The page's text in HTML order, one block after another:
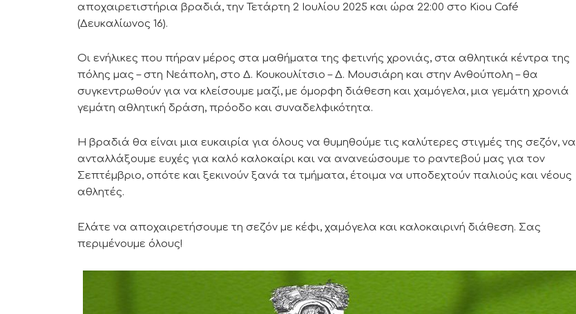
αποχαιρετιστήρια βραδιά, την Τετάρτη 2 Ιουλίου 2025 και ώρα 22:00 στο Kiou Café
(Δευκαλίωνος 16).
Οι ενήλικες που πήραν μέρος στα μαθήματα της φετινής χρονιάς, στα αθλητικά κέντρα της
πόλης μας – στη Νεάπολη, στο Δ. Κουκουλίτσιο – Δ. Μουσιάρη και στην Ανθούπολη – θα
συγκεντρωθούν για να κλείσουμε μαζί, με όμορφη διάθεση και χαμόγελα, μια γεμάτη χρονιά
γεμάτη αθλητική δράση, πρόοδο και συναδελφικότητα.
Η βραδιά θα είναι μια ευκαιρία για όλους να θυμηθούμε τις καλύτερες στιγμές της σεζόν, να
ανταλλάξουμε ευχές για καλό καλοκαίρι και να ανανεώσουμε το ραντεβού μας για τον
Σεπτέμβριο, οπότε και ξεκινούν ξανά τα τμήματα, έτοιμα να υποδεχτούν παλιούς και νέους
αθλητές.
Ελάτε να αποχαιρετήσουμε τη σεζόν με κέφι, χαμόγελα και καλοκαιρινή διάθεση. Σας
περιμένουμε όλους!